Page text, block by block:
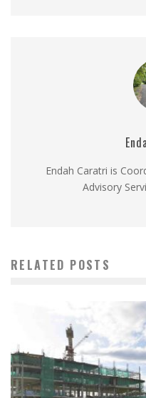
Endah Caratri is
Advisory
RELATED POSTS